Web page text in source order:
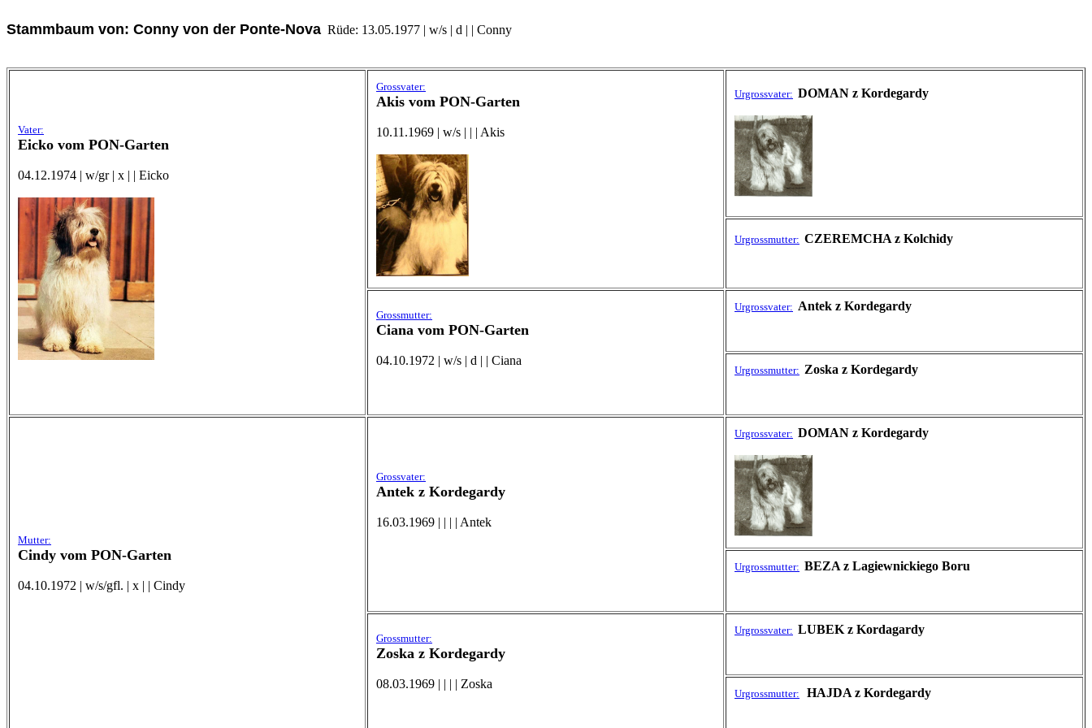
Stammbaum von: Conny von der Ponte-Nova Rüde: 13.05.1977 | w/s | d | | Conny
Vater:
Eicko vom PON-Garten
04.12.1974 | w/gr | x | | Eicko
Grossvater:
Akis vom PON-Garten
10.11.1969 | w/s | | | Akis
Urgrossvater: DOMAN z Kordegardy
Urgrossmutter: CZEREMCHA z Kolchidy
Grossmutter:
Ciana vom PON-Garten
04.10.1972 | w/s | d | | Ciana
Urgrossvater: Antek z Kordegardy
Urgrossmutter: Zoska z Kordegardy
Mutter:
Cindy vom PON-Garten
04.10.1972 | w/s/gfl. | x | | Cindy
Grossvater:
Antek z Kordegardy
16.03.1969 | | | | Antek
Urgrossvater: DOMAN z Kordegardy
Urgrossmutter: BEZA z Lagiewnickiego Boru
Grossmutter:
Zoska z Kordegardy
08.03.1969 | | | | Zoska
Urgrossvater: LUBEK z Kordagardy
Urgrossmutter: HAJDA z Kordegardy